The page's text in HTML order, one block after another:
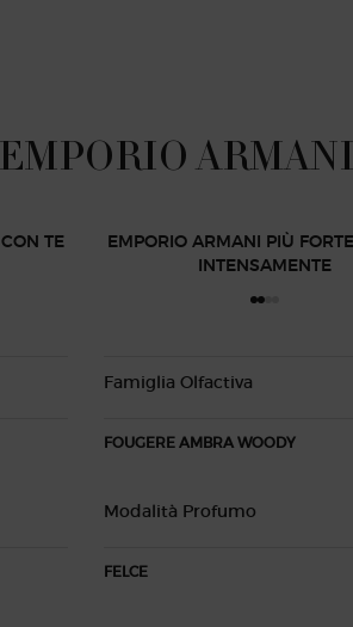
ARMANI
TE
EMPORIO ARMANI PIÙ
INTENSAMENTE
Famiglia Olfactiva
FOUGERE AMBRA WOODY
Modalità Profumo
FELCE